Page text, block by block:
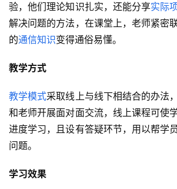
验，他们理论知识扎实，还能分享实际
解决问题的方法，在课堂上，老师紧密
的通信知识变得通俗易懂。
教学方式
教学模式采取线上与线下相结合的办法
和老师开展面对面交流，线上课程可使
进度学习，且设有答疑环节，用以帮学
问题。
学习效果